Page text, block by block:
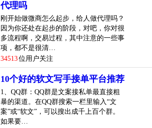
代理吗
刚开始做微商怎么起步，给人做代理吗？
因为你还处在起步的阶段，对吧，你对很
多流程啊，交易过程，其中注意的一些事
项，都不是很清…
34513位用户关注
10个好的软文写手接单平台推荐
1、QQ群：QQ群是文案接私单最直接粗
暴的渠道。在QQ群搜索一栏里输入“文
案”或“软文”，可以搜出成千上百个群。
如果要…